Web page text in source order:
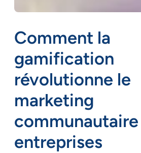
Comment la
gamification
révolutionne le
marketing
entreprises